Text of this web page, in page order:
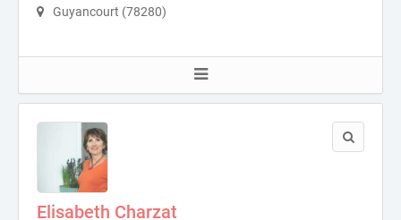
Guyancourt (78280)
Elisabeth Charzat